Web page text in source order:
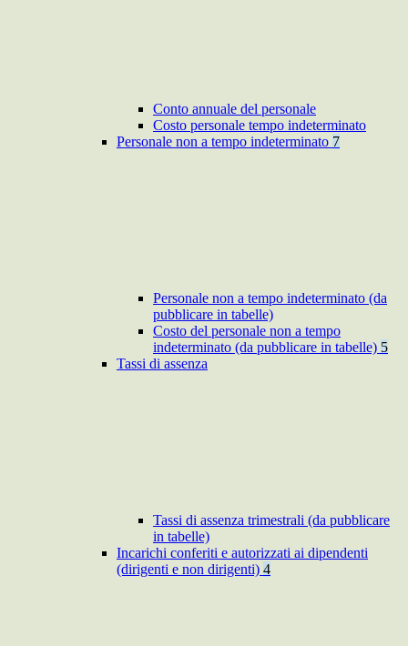
Conto annuale del personale
Costo personale tempo indeterminato
Personale non a tempo indeterminato 7
Personale non a tempo indeterminato (da
pubblicare in tabelle)
Costo del personale non a tempo
indeterminato (da pubblicare in tabelle) 5
Tassi di assenza
Tassi di assenza trimestrali (da pubblicare
in tabelle)
Incarichi conferiti e autorizzati ai dipendenti
(dirigenti e non dirigenti) 4